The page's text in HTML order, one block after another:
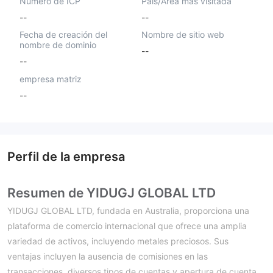
--
--
Fecha de creación del
nombre de dominio
--
Nombre de sitio web
--
empresa matriz
--
Perfil de la empresa
Resumen de YIDUGJ GLOBAL LTD
YIDUGJ GLOBAL LTD, fundada en Australia, proporciona una
plataforma de comercio internacional que ofrece una amplia
variedad de activos, incluyendo metales preciosos. Sus
ventajas incluyen la ausencia de comisiones en las